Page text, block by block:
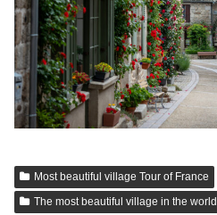
Most beautiful village Tour of France
The most beautiful village in the world